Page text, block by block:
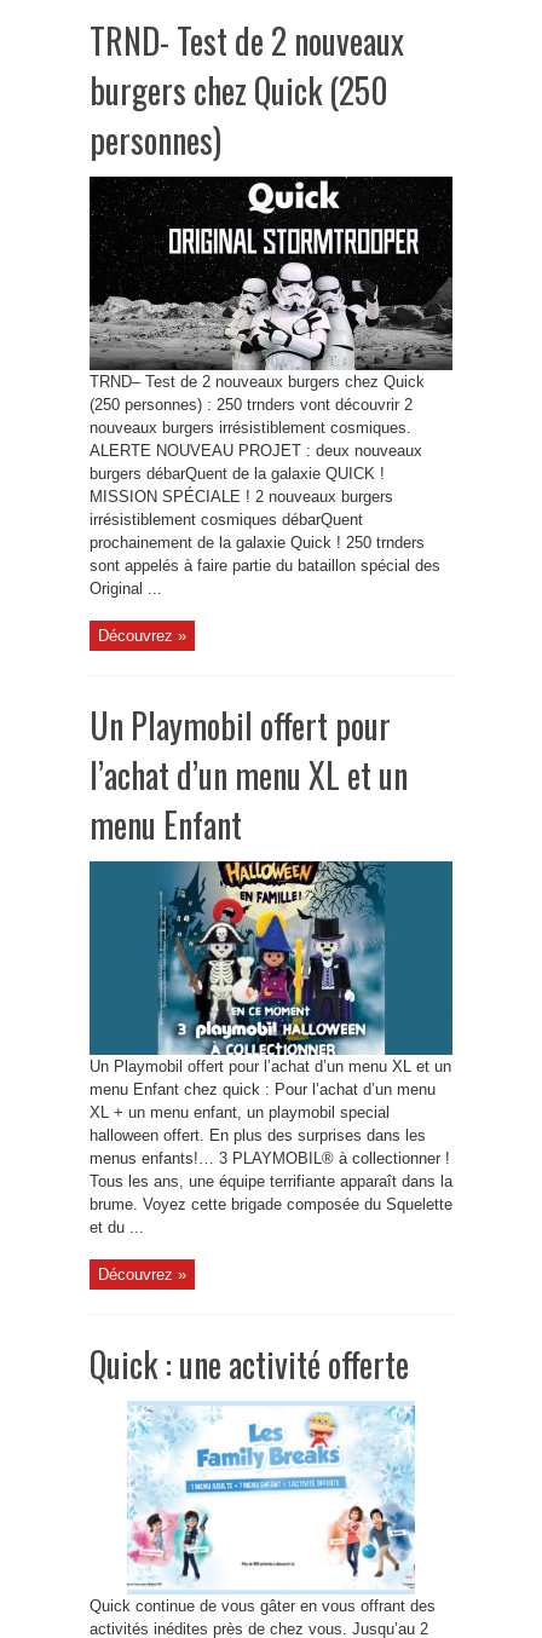
TRND- Test de 2 nouveaux
burgers chez Quick (250
personnes)
TRND– Test de 2 nouveaux burgers chez Quick
(250 personnes) : 250 trnders vont découvrir 2
nouveaux burgers irrésistiblement cosmiques.
ALERTE NOUVEAU PROJET : deux nouveaux
burgers débarQuent de la galaxie QUICK !
MISSION SPÉCIALE ! 2 nouveaux burgers
irrésistiblement cosmiques débarQuent
prochainement de la galaxie Quick ! 250 trnders
sont appelés à faire partie du bataillon spécial des
Original ...
Découvrez »
Un Playmobil offert pour
l’achat d’un menu XL et un
menu Enfant
Un Playmobil offert pour l’achat d’un menu XL et un
menu Enfant chez quick : Pour l’achat d’un menu
XL + un menu enfant, un playmobil special
halloween offert. En plus des surprises dans les
menus enfants!… 3 PLAYMOBIL® à collectionner !
Tous les ans, une équipe terrifiante apparaît dans la
brume. Voyez cette brigade composée du Squelette
et du ...
Découvrez »
Quick : une activité offerte
Quick continue de vous gâter en vous offrant des
activités inédites près de chez vous. Jusqu’au 2